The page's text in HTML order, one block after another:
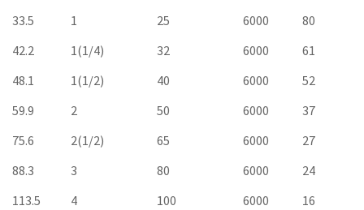
33.5
1 25 6000
80
42.2
1(1/4) 32 6000
61
48.1
1(1/2) 40 6000
52
59.9
2 50 6000
37
75.6
2(1/2) 65 6000
27
88.3
3 80 6000
24
113.5
4 100 6000 16